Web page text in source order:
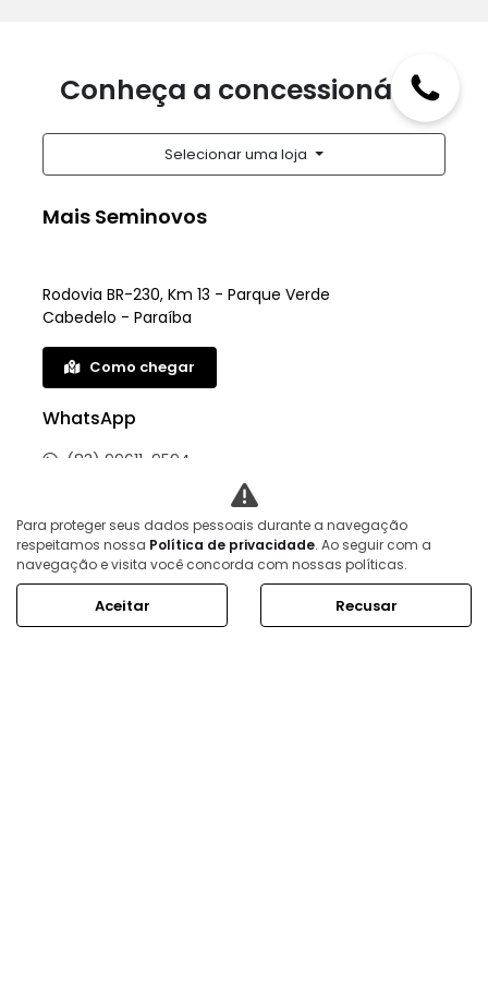
Conheça a concessionária
Selecionar uma loja
Mais Seminovos
Rodovia BR-230, Km 13 - Parque Verde
Cabedelo - Paraíba
Como chegar
WhatsApp
(83) 99611-9594
HORÁRIOS DE FUNCIONAMENTO
Showroom
Segunda a sexta, das 8h às 18h.
Sábado, das 8h às 14h.
Para proteger seus dados pessoais durante a navegação
respeitamos nossa Política de privacidade. Ao seguir com a
navegação e visita você concorda com nossas políticas.
Aceitar Recusar